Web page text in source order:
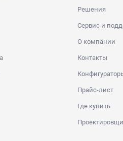
Решения
Сервис и
О компании
Контакты
Прайс-лист
Где купить